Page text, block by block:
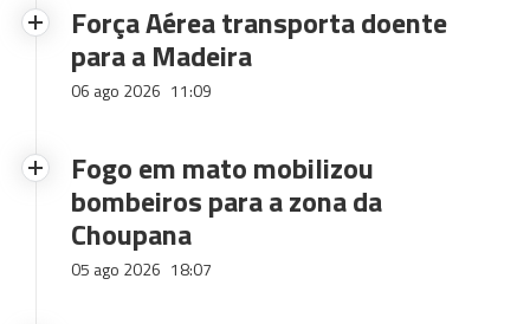
Força Aérea transporta doente
para a Madeira
06 ago 2026 11:09
Fogo em mato mobilizou
bombeiros para a zona da
Choupana
05 ago 2026 18:07